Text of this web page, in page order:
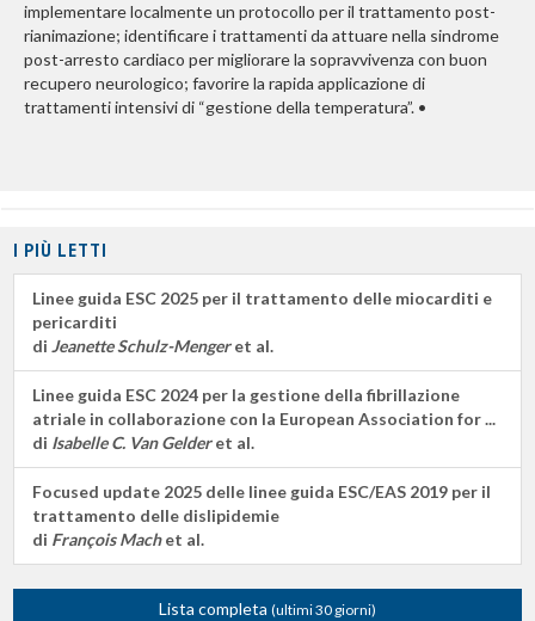
implementare localmente un protocollo per il trattamento post-
rianimazione; identificare i trattamenti da attuare nella sindrome
post-arresto cardiaco per migliorare la sopravvivenza con buon
recupero neurologico; favorire la rapida applicazione di
trattamenti intensivi di “gestione della temperatura”. •
I PIÙ LETTI
Linee guida ESC 2025 per il trattamento delle miocarditi e
pericarditi
di Jeanette Schulz-Mengeret al.
Linee guida ESC 2024 per la gestione della fibrillazione
atriale in collaborazione con la European Association for ...
di Isabelle C. Van Gelderet al.
Focused update 2025 delle linee guida ESC/EAS 2019 per il
trattamento delle dislipidemie
di François Machet al.
Lista completa (ultimi 30 giorni)